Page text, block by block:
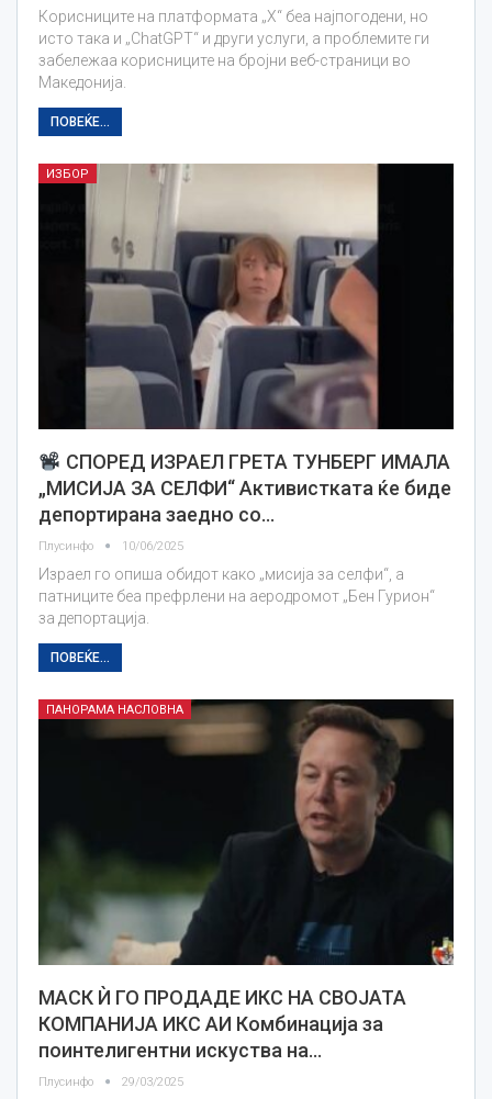
Корисниците на платформата „X“ беа најпогодени, но
исто така и „ChatGPT“ и други услуги, а проблемите ги
забележаа корисниците на бројни веб-страници во
Македонија.
ПОВЕЌЕ...
ИЗБОР
СПОРЕД ИЗРАЕЛ ГРЕТА ТУНБЕРГ ИМАЛА
„МИСИЈА ЗА СЕЛФИ“ Активистката ќе биде
депортирана заедно со…
Плусинфо 10/06/2025
Израел го опиша обидот како „мисија за селфи“, а
патниците беа префрлени на аеродромот „Бен Гурион“
за депортација.
ПОВЕЌЕ...
ПАНОРАМА НАСЛОВНА
МАСК Ѝ ГО ПРОДАДЕ ИКС НА СВОЈАТА
КОМПАНИЈА ИКС АИ Комбинација за
поинтелигентни искуства на…
Плусинфо 29/03/2025